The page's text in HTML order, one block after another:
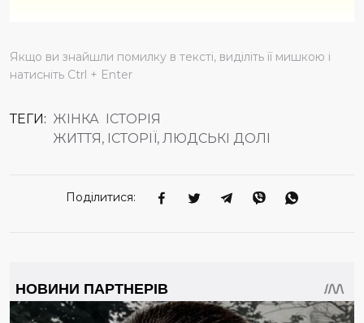
Якщо ви знайшли помилку в тексті, виділіть її мишкою і
натисніть Ctrl + Enter
ТЕГИ: ЖІНКА ІСТОРІЯ
ЖИТТЯ, ІСТОРІЇ, ЛЮДСЬКІ ДОЛІ
Поділитися: